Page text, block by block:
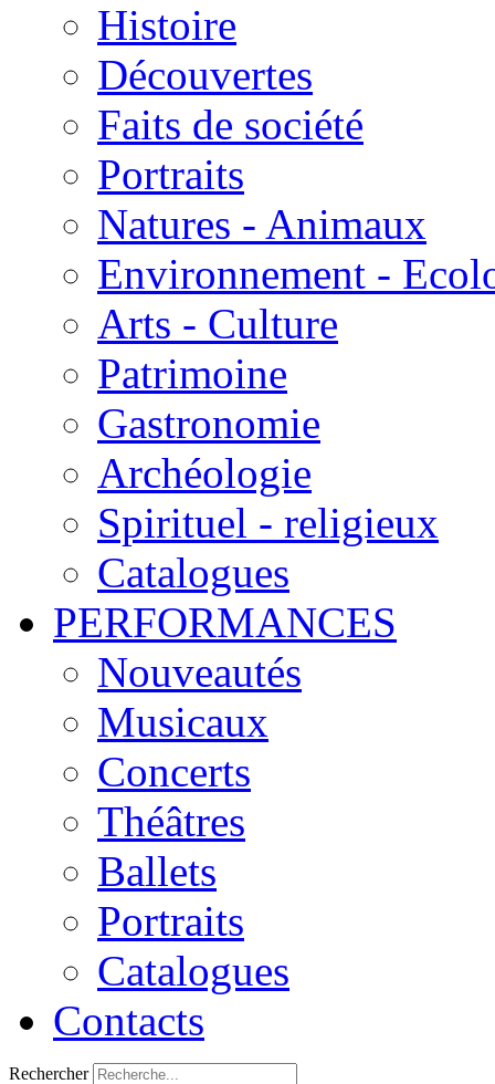
Histoire
Découvertes
Faits de société
Portraits
Natures - Animaux
Environnement -
Arts - Culture
Patrimoine
Gastronomie
Archéologie
Spirituel - religieux
Catalogues
PERFORMANCES
Nouveautés
Musicaux
Concerts
Théâtres
Ballets
Portraits
Catalogues
Contacts
Rechercher